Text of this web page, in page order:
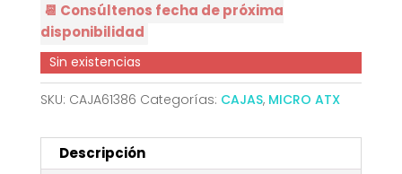
📆 Consúltenos fecha de próxima
disponibilidad
Sin existencias
SKU: CAJA61386 Categorías: CAJAS, MICRO ATX
Descripción